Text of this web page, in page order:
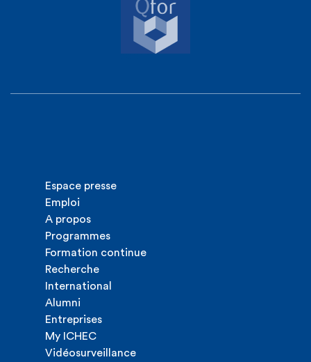
Espace presse
Emploi
A propos
Programmes
Formation continue
Recherche
International
Alumni
Entreprises
My ICHEC
Vidéosurveillance